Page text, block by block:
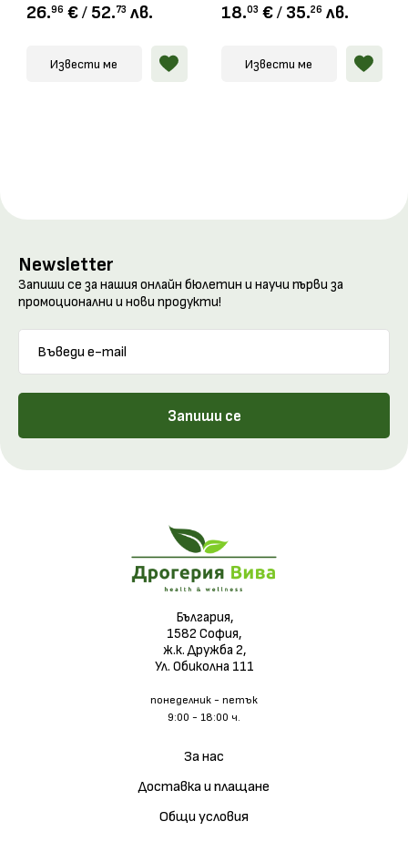
26.96 € / 52.73 лв.
Извести ме
18.03 € / 35.26 лв.
Извести ме
Newsletter
Запиши се за нашия онлайн бюлетин и научи първи за
промоционални и нови продукти!
Запиши се
България,
1582 София,
ж.к. Дружба 2,
Ул. Обиколна 111
понеделник - петък
9:00 - 18:00 ч.
За нас
Доставка и плащане
Общи условия